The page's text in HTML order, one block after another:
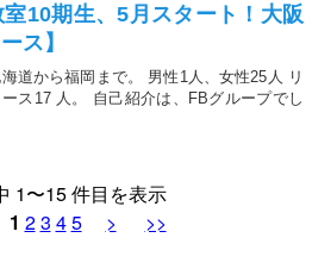
10期生、5月スタート！大阪
ス】
道から福岡まで。 男性1人、女性25人 リ
ス17 人。 自己紹介は、FBグループでし
1〜15 件目を表示
1 23 45 > >>